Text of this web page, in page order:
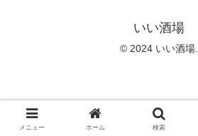
いい酒場
© 2024 いい酒場.
メニュー ホーム 検索